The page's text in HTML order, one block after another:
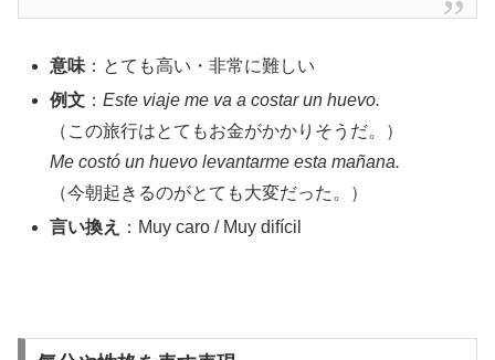
意味 ：とても高い・非常に難しい
例文 ：Este viaje me va a costar un huevo.
（この旅行はとてもお金がかかりそうだ。）
Me costó un huevo levantarme esta mañana.
（今朝起きるのがとても大変だった。）
言い換え
：Muy caro / Muy difícil